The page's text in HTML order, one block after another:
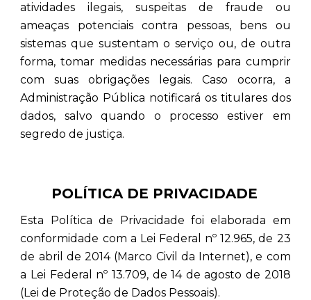
atividades ilegais, suspeitas de fraude ou
ameaças potenciais contra pessoas, bens ou
sistemas que sustentam o serviço ou, de outra
forma, tomar medidas necessárias para cumprir
com suas obrigações legais. Caso ocorra, a
Administração Pública notificará os titulares dos
dados, salvo quando o processo estiver em
segredo de justiça.
POLÍTICA DE PRIVACIDADE
Esta Política de Privacidade foi elaborada em
conformidade com a Lei Federal nº 12.965, de 23
de abril de 2014 (Marco Civil da Internet), e com
a Lei Federal nº 13.709, de 14 de agosto de 2018
(Lei de Proteção de Dados Pessoais).